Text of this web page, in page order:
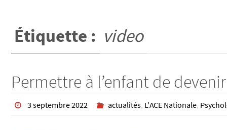
Étiquette : video
Permettre à l’enfant de
3 septembre 2022 actualités, L'ACE Nationale,